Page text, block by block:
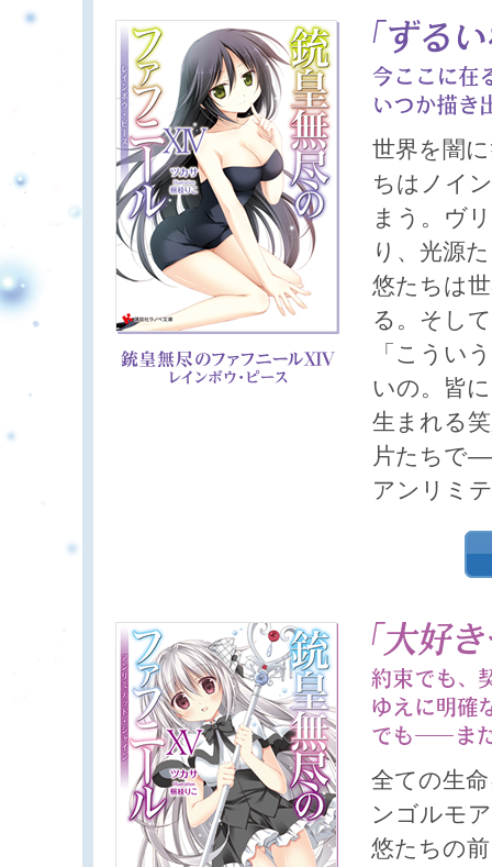
世界を闇
ちはノイ
まう。ヴ
り、光源
悠たちは
る。そし
「こうい
いの。皆
生まれる
片たちで
アンリミ
全ての生
ンゴルモ
悠たちの